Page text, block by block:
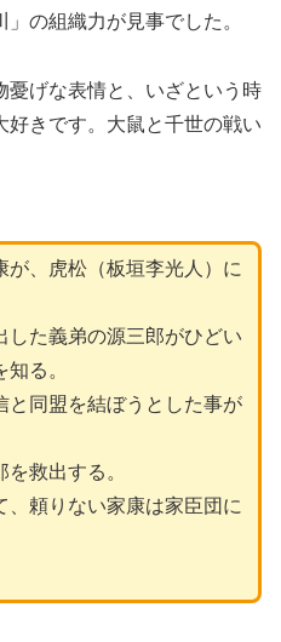
の組織力が見事でした。
憂げな表情と、いざという時
好きです。大鼠と千世の戦い
が、虎松（板垣李光人）に
した義弟の源三郎がひどい
る。
と同盟を結ぼうとした事が
救出する。
、頼りない家康は家臣団に